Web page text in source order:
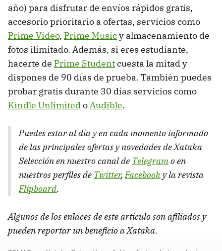
año) para disfrutar de envíos rápidos gratis,
accesorio prioritario a ofertas, servicios como
Prime Video, Prime Musicy almacenamiento de
fotos ilimitado. Además, si eres estudiante,
hacerte de Prime Studentcuesta la mitad y
dispones de 90 días de prueba. También puedes
probar gratis durante 30 días servicios como
Kindle UnlimitedoAudible.
Puedes estar al día y en cada momento informado
de las principales ofertas y novedades de Xataka
Selección en nuestro canal de Telegramo en
nuestros perfiles de Twitter,Facebook y la revista
Flipboard.
Algunos de los enlaces de este artículo son afiliados y
pueden reportar un beneficio a Xataka.